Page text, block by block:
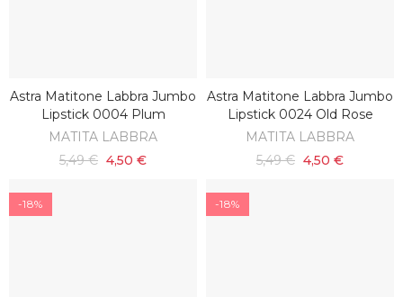
AGGIUNGI AL CARRELLO
Astra Matitone Labbra Jumbo
Lipstick 0004 Plum
MATITA LABBRA
5,49 € 4,50 €
AGGIUNGI AL CARRELLO
Astra Matitone Labbra Jumbo
Lipstick 0024 Old Rose
MATITA LABBRA
5,49 € 4,50 €
-18% -18%